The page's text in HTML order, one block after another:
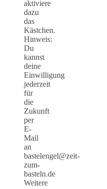
aktiviere
dazu
das
Kästchen.
Hinweis:
Du
kannst
deine
Einwilligung
jederzeit
für
die
Zukunft
per
E-
Mail
an
bastelengel@zeit-
zum-
basteln.de
Weitere